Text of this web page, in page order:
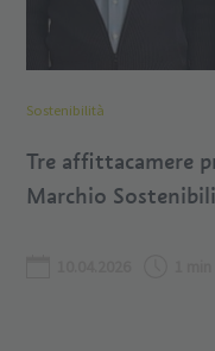
Sostenibilità
Tre affittacamere
Marchio